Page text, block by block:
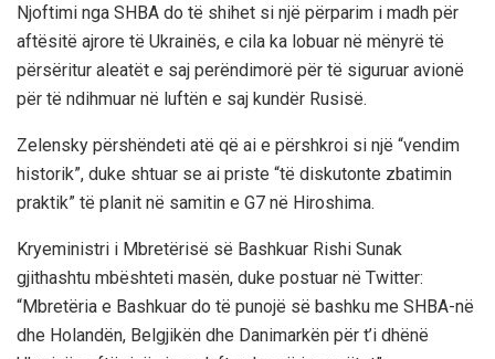
Njoftimi nga SHBA do të shihet si një përparim i madh për
aftësitë ajrore të Ukrainës, e cila ka lobuar në mënyrë të
përsëritur aleatët e saj perëndimorë për të siguruar avionë
për të ndihmuar në luftën e saj kundër Rusisë.
Zelensky përshëndeti atë që ai e përshkroi si një “vendim
historik”, duke shtuar se ai priste “të diskutonte zbatimin
praktik” të planit në samitin e G7 në Hiroshima.
Kryeministri i Mbretërisë së Bashkuar Rishi Sunak
gjithashtu mbështeti masën, duke postuar në Twitter:
“Mbretëria e Bashkuar do të punojë së bashku me SHBA-në
dhe Holandën, Belgjikën dhe Danimarkën për t’i dhënë